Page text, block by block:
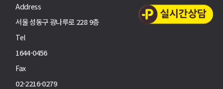
Address
서울 성동구 광나루로 228 9층
Tel
1644-0456
Fax
02-2216-0279